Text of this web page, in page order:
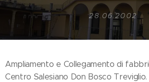
28.06.2002
Ampliamento e Collegamento di
Centro Salesiano Don Bosco Treviglio.